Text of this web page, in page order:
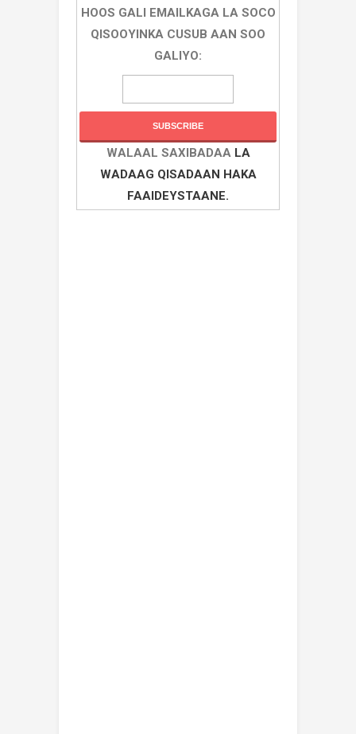
HOOS GALI EMAILKAGA LA SOCO
QISOOYINKA CUSUB AAN SOO
GALIYO:
WALAAL SAXIBADAA LA
WADAAG QISADAAN HAKA
FAAIDEYSTAANE.